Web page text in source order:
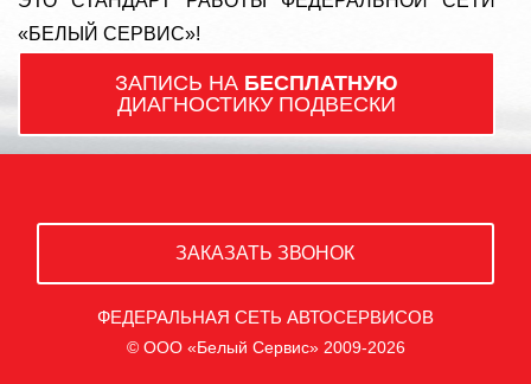
«БЕЛЫЙ СЕРВИС»!
ЗАПИСЬ НА БЕСПЛАТНУЮ
ДИАГНОСТИКУ ПОДВЕСКИ
ЗАКАЗАТЬ ЗВОНОК
ФЕДЕРАЛЬНАЯ СЕТЬ АВТОСЕРВИСОВ
© ООО «Белый Сервис» 2009-2026